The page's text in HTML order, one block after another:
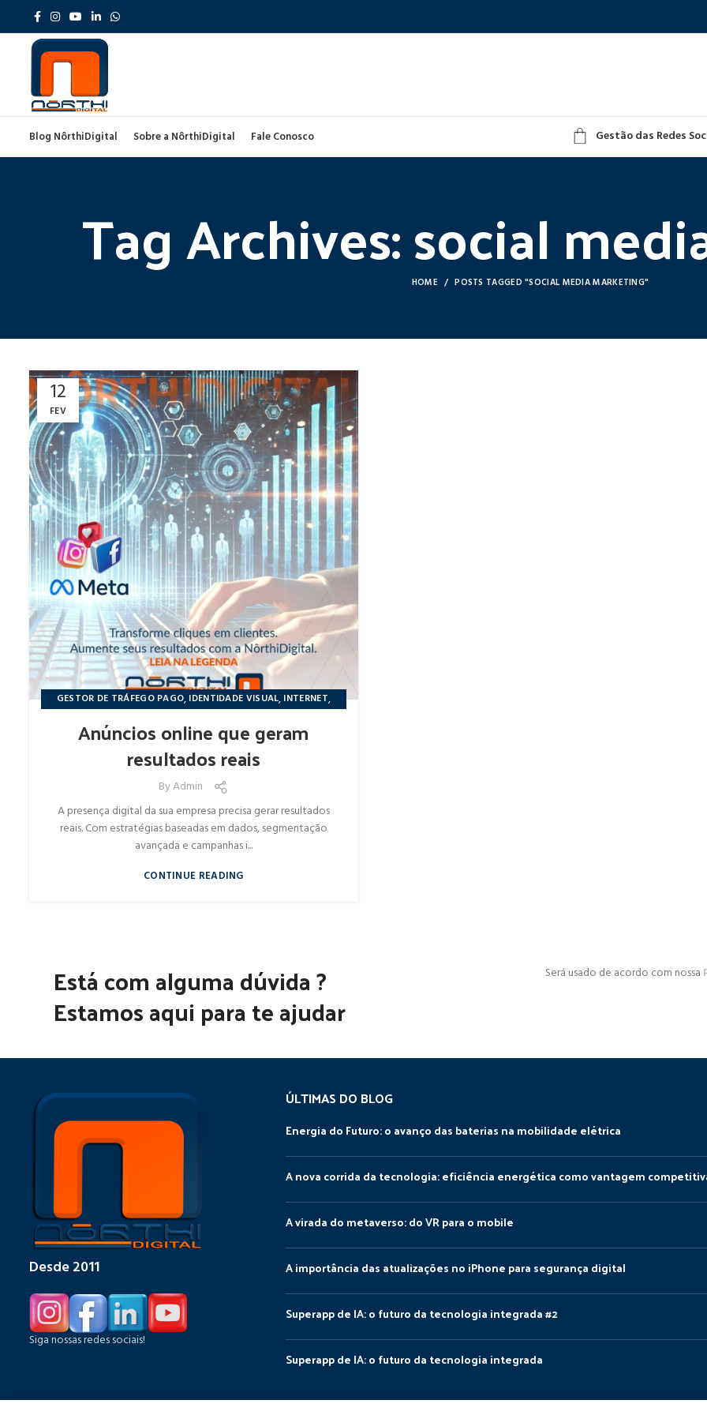
Blog NôrthiDigital Sobre a NôrthiDigital Fale Conosco Gestão das Redes
Tag Archives: social
HOME POSTS TAGGED "SOCIAL MEDIA MARKETING"
12
FEV
GESTOR DE TRÁFEGO PAGO, IDENTIDADE VISUAL, INTERNET,
Anúncios online que geram
resultados reais
ByAdmin
A presença digital da sua empresa precisa gerar resultados
reais. Com estratégias baseadas em dados, segmentação
avançada e campanhas i...
CONTINUE READING
Está com alguma dúvida ?
Estamos aqui para te ajudar
Será usado de acordo com nossa
Desde 2011
Siga nossas redes sociais!
ÚLTIMAS DO BLOG
Energia do Futuro: o avanço das baterias na mobilidade elétrica
A nova corrida da tecnologia: eficiência energética como vantagem
A virada do metaverso: do VR para o mobile
A importância das atualizações no iPhone para segurança digital
Superapp de IA: o futuro da tecnologia integrada #2
Superapp de IA: o futuro da tecnologia integrada